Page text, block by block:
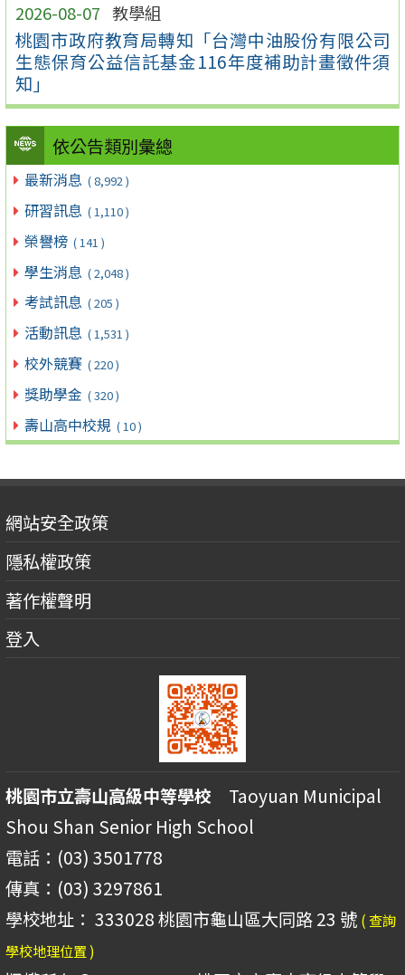
2026-08-07 教學組
桃園市政府教育局轉知「台灣中油股份有限公司
生態保育公益信託基金116年度補助計畫徵件須
知」
依公告類別彙總
最新消息 ( 8,992 )
研習訊息 ( 1,110 )
榮譽榜 ( 141 )
學生消息 ( 2,048 )
考試訊息 ( 205 )
活動訊息 ( 1,531 )
校外競賽 ( 220 )
獎助學金 ( 320 )
壽山高中校規 ( 10 )
網站安全政策
隱私權政策
著作權聲明
登入
桃園市立壽山高級中等學校 Taoyuan Municipal
Shou Shan Senior High School
電話：(03) 3501778
傳真：(03) 3297861
學校地址： 333028 桃園市龜山區大同路 23 號 ( 查詢
學校地理位置 )